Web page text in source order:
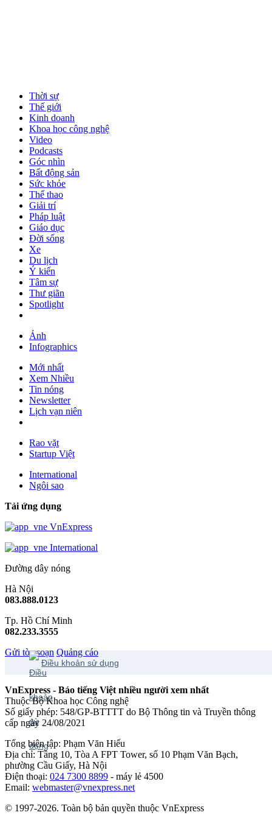
Thời sự
Thế giới
Kinh doanh
Khoa học công nghệ
Video
Podcasts
Góc nhìn
Bất động sản
Sức khỏe
Thể thao
Giải trí
Pháp luật
Giáo dục
Đời sống
Xe
Du lịch
Ý kiến
Tâm sự
Thư giãn
Spotlight
Ảnh
Infographics
Mới nhất
Xem Nhiều
Tin nóng
Newsletter
Lịch vạn niên
Rao vặt
Startup Việt
International
Ngôi sao
Tải ứng dụng
VnExpress
International
Đường dây nóng
Hà Nội
083.888.0123
Tp. Hồ Chí Minh
082.233.3555
Gửi tòa soạn Quảng cáo
Điều khoản sử dụng
VnExpress - Báo tiếng Việt nhiều người xem nhất
Thuộc Bộ Khoa học Công nghệ
Số giấy phép: 548/GP-BTTTT do Bộ Thông tin và Truyền thông
cấp ngày 24/08/2021
Tổng biên tập: Phạm Văn Hiếu
Địa chỉ: Tầng 10, Tòa A FPT Tower, số 10 Phạm Văn Bạch,
phường Cầu Giấy, Hà Nội
Điện thoại: 024 7300 8899 - máy lẻ 4500
Email: webmaster@vnexpress.net
© 1997-2026. Toàn bộ bản quyền thuộc VnExpress